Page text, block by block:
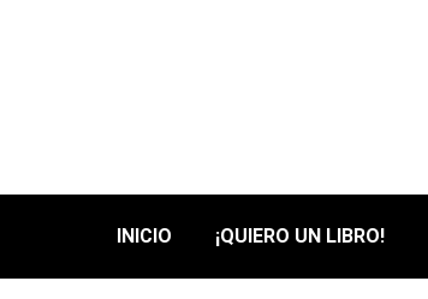
INICIO ¡QUIERO UN LIBRO!